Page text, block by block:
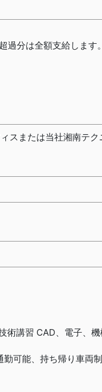
分は全額支給します。
スまたは当社湘南テク
講習 CAD、電子、機
可能、持ち帰り車両